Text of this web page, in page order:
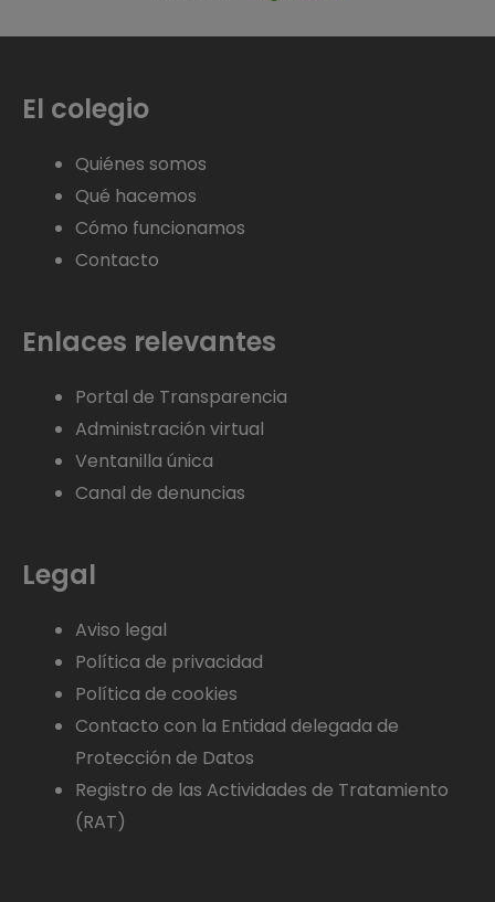
El colegio
Quiénes somos
Qué hacemos
Cómo funcionamos
Contacto
Enlaces relevantes
Portal de Transparencia
Administración virtual
Ventanilla única
Canal de denuncias
Legal
Aviso legal
Política de privacidad
Política de cookies
Contacto con la Entidad delegada de
Protección de Datos
Registro de las Actividades de Tratamiento
(RAT)